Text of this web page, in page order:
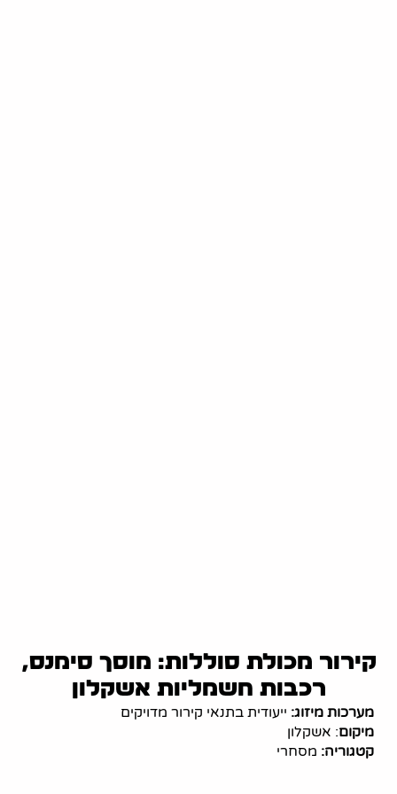
קירור מכולת סוללות: מוסך סימנס,
רכבות חשמליות אשקלון
מערכות מיזוג: ייעודית בתנאי קירור מדויקים
מיקום: אשקלון
קטגוריה: מסחרי